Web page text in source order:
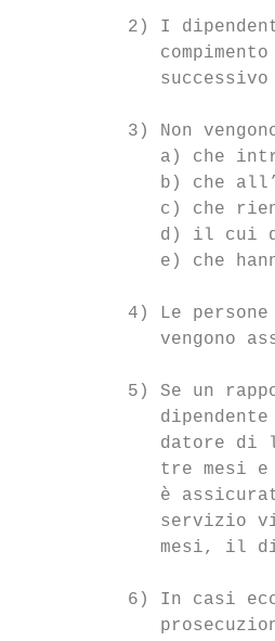
2) I
3) Non
a) che
b) che
c) che
d) il cui
e) che
4) Le
vengono
5) Se un
datore di
tre mesi
è
servizio
mesi, il
6) In casi